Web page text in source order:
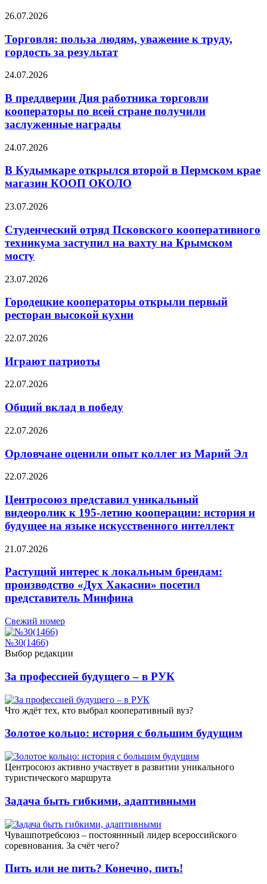
26.07.2026
Торговля: польза людям, уважение к труду,
гордость за результат
24.07.2026
В преддверии Дня работника торговли
кооператоры по всей стране получили
заслуженные награды
24.07.2026
В Кудымкаре открылся второй в Пермском крае
магазин КООП ОКОЛО
23.07.2026
Студенческий отряд Псковского кооперативного
техникума заступил на вахту на Крымском
мосту
23.07.2026
Городецкие кооператоры открыли первый
ресторан высокой кухни
22.07.2026
Играют патриоты
22.07.2026
Общий вклад в победу
22.07.2026
Орловчане оценили опыт коллег из Марий Эл
22.07.2026
Центросоюз представил уникальный
видеоролик к 195-летию кооперации: история и
будущее на языке искусственного интеллект
21.07.2026
Растущий интерес к локальным брендам:
производство «Дух Хакасии» посетил
представитель Минфина
Свежий номер
№30(1466)
Выбор редакции
За профессией будущего – в РУК
Что ждёт тех, кто выбрал кооперативный вуз?
Золотое кольцо: история с большим будущим
Центросоюз активно участвует в развитии уникального
туристического маршрута
Задача быть гибкими, адаптивными
Чувашпотребсоюз – постояннный лидер всероссийского
соревнования. За счёт чего?
Пить или не пить? Конечно, пить!